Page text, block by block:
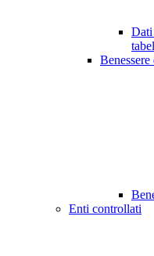
Dati
Enti controllati